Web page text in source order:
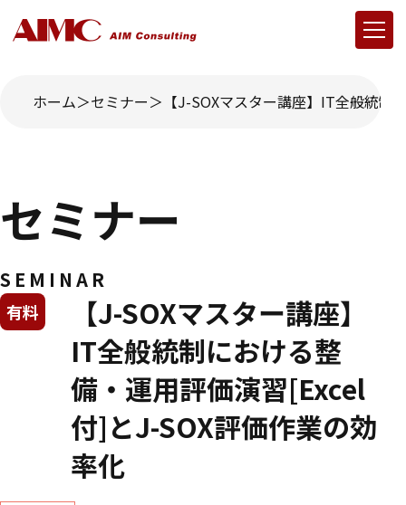
ホーム セミナー 【J-SOXマスター講座】IT全般統
セミナー
SEMINAR
【J-SOXマスター講座】
IT全般統制における整
備・運用評価演習[Excel
付]とJ-SOX評価作業の効
率化
有料